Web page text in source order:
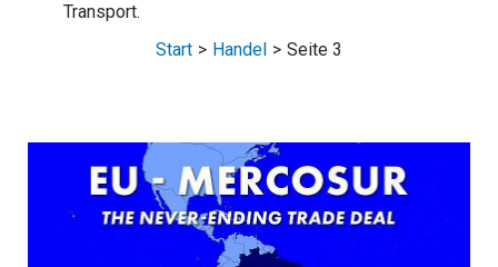
Transport.
Start
Handel Seite 3